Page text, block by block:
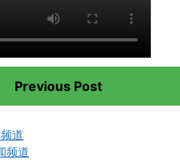
Previous Post
道
频道